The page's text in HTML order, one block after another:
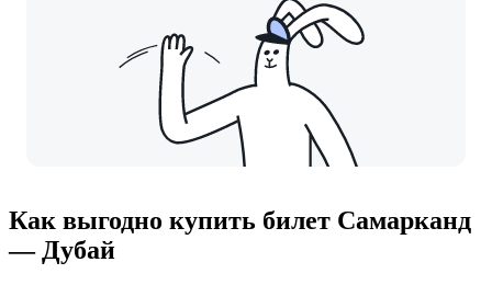
Как выгодно купить билет Самарканд
— Дубай